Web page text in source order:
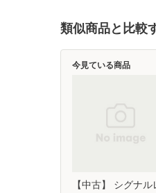
類似商品と比較
【中古】 シグナル
今見ている商品